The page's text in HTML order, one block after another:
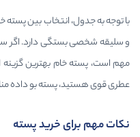
با توجه به جدول، انتخاب بین
و سلیقه شخصی بستگی دارد. اگر
مهم است، پسته خام بهترین
عطری قوی هستید، پسته بو داده
نکات مهم برای خرید پسته